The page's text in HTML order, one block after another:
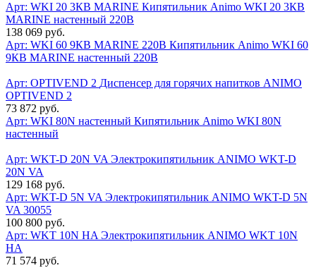
Арт: WKI 20 3КВ MARINE Кипятильник Animo WKI 20 3КВ
MARINE настенный 220В
138 069 руб.
Арт: WKI 60 9КВ MARINE 220В Кипятильник Animo WKI 60
9КВ MARINE настенный 220В
Арт: OPTIVEND 2 Диспенсер для горячих напитков ANIMO
OPTIVEND 2
73 872 руб.
Арт: WKI 80N настенный Кипятильник Animo WKI 80N
настенный
Арт: WKT-D 20N VA Электрокипятильник ANIMO WKT-D
20N VA
129 168 руб.
Арт: WKT-D 5N VA Электрокипятильник ANIMO WKT-D 5N
VA 30055
100 800 руб.
Арт: WKT 10N HA Электрокипятильник ANIMO WKT 10N
HA
71 574 руб.